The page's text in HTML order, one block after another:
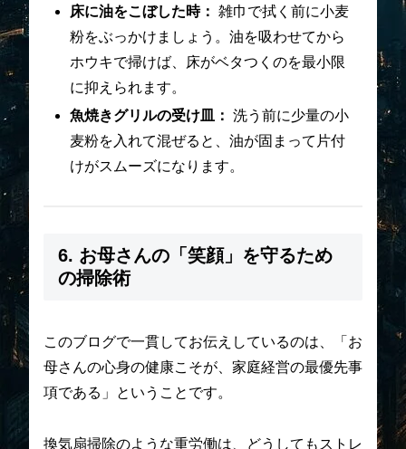
床に油をこぼした時： 雑巾で拭く前に小麦
粉をぶっかけましょう。油を吸わせてから
ホウキで掃けば、床がベタつくのを最小限
に抑えられます。
魚焼きグリルの受け皿： 洗う前に少量の小
麦粉を入れて混ぜると、油が固まって片付
けがスムーズになります。
6. お母さんの「笑顔」を守るため
の掃除術
このブログで一貫してお伝えしているのは、「お
母さんの心身の健康こそが、家庭経営の最優先事
項である」ということです。
換気扇掃除のような重労働は、どうしてもストレ